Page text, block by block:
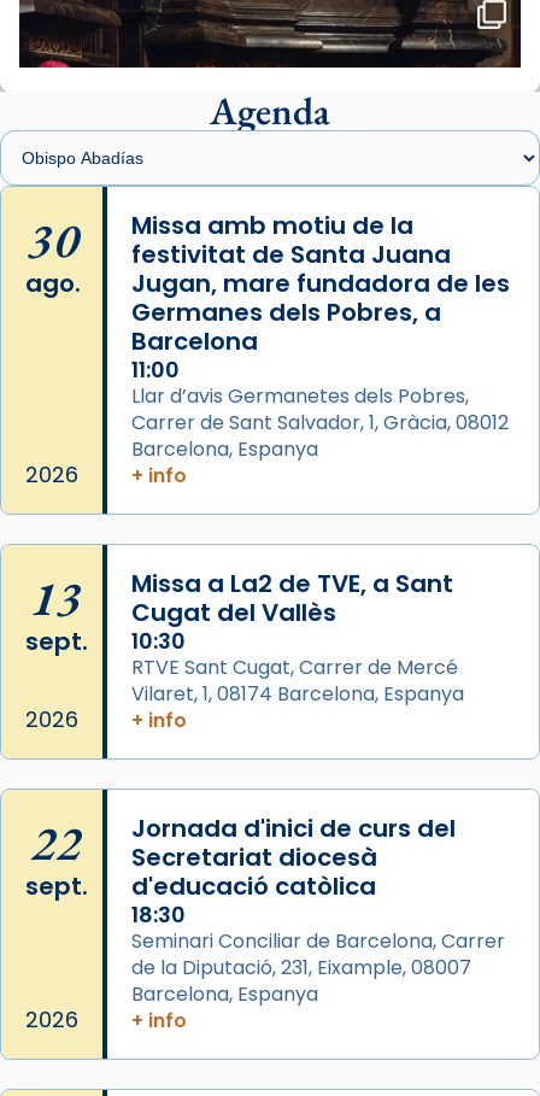
🔗tinyurl.com/cvu5jmbk
📸 J. Merino
de Barcelona.
1 week ago
Aquest dilluns, 27 de juliol, ha tingut lloc la
missa d’acció de gràcies en agraïment al
comitè organitzador de la visita apostòlica
del Sant Pare Lleó XIV a Barcelona, i als
col·laboradors, a la Catedral de Barcelona.
L’arquebisbe de Barcelona, el cardenal Joan
Josep Omella, ha presidit la missa i l’ha
concelebrat el bisbe auxiliar de Barcelona,
Mons. David Abadías.
📸 Dr. G. Simón
View on Facebook · Share
Arquebisbat de Barcelona
Memòria de les santes Juliana i
Semproniana, verges i màrtirs.
Acompanyant la història de sant Cugat, a
partir de l’Edat Mitjana sorgeix la tradició
que les santes Juliana (“relatiu a Júlia”) i
Semproniana (“relatiu a Semprònia =
eterna”) són deixebles seves. I l’any 1667, el
frare Joan Gaspar Roig, afirma en una obra
Agenda
30
ago.
2026
Missa amb motiu de la
festivitat de Santa Juana
Jugan, mare fundadora de les
Germanes dels Pobres, a
Barcelona
11:00
Llar d’avis Germanetes dels Pobres,
Carrer de Sant Salvador, 1, Gràcia, 08012
Barcelona, Espanya
+ info
13
sept.
2026
Missa a La2 de TVE, a Sant
Cugat del Vallès
10:30
RTVE Sant Cugat, Carrer de Mercé
Vilaret, 1, 08174 Barcelona, Espanya
+ info
22
sept.
2026
Jornada d'inici de curs del
Secretariat diocesà
d'educació catòlica
18:30
Seminari Conciliar de Barcelona, Carrer
de la Diputació, 231, Eixample, 08007
Barcelona, Espanya
+ info